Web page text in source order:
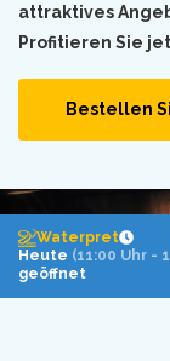
attraktives
Profitieren Sie
Bestellen
Waterpret
Heute (11:00 Uhr -
geöffnet